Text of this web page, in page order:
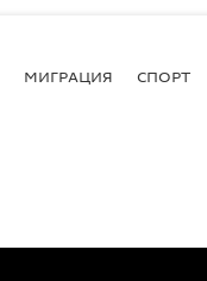
МИГРАЦИЯ СПОРТ